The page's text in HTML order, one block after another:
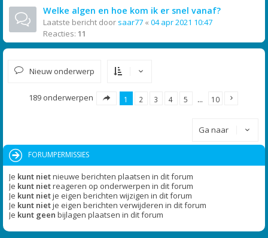
Welke algen en hoe kom ik er snel vanaf?
Laatste bericht door saar77 « 04 apr 2021 10:47
Reacties: 11
Nieuw onderwerp
189 onderwerpen 1 2 3 4 5 … 10
Ga naar
FORUMPERMISSIES
Je kunt nietnieuwe berichten plaatsen in dit forum
Je kunt nietreageren op onderwerpen in dit forum
Je kunt nietje eigen berichten wijzigen in dit forum
Je kunt nietje eigen berichten verwijderen in dit forum
Je kunt geen bijlagen plaatsen in dit forum